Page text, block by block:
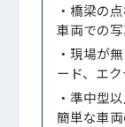
・橋梁の
車両での
・現場が
ード、エ
・準中型
簡単な車